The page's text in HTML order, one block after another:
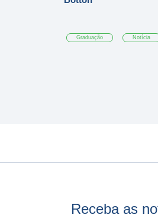
Graduação Notícia
Receba as